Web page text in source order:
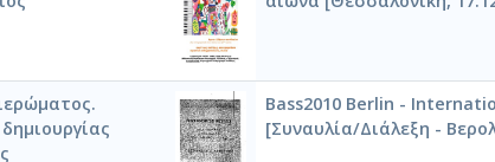
Bass2010 Berlin -
[Συναυλία/Διάλεξη -